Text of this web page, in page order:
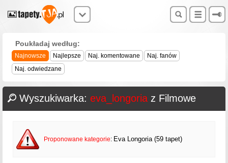
Poukładaj według:
Najnowsze Najlepsze Naj. komentowane
Naj. fanów
Naj. odwiedzane
Wyszukiwarka: eva_longoria z Filmowe
Proponowane kategorie: Eva Longoria (59 tapet)